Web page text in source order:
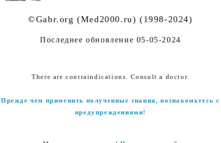
©Gabr.org (Med2000.ru) (1998-2024)
Последнее обновление 05-05-2024
There are contraindications. Consult a doctor.
Прежде чем применить полученные знания, познакомьтесь с
предупреждениями!